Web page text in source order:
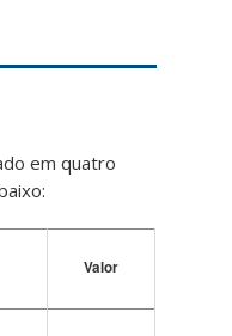
em quatro
Valor